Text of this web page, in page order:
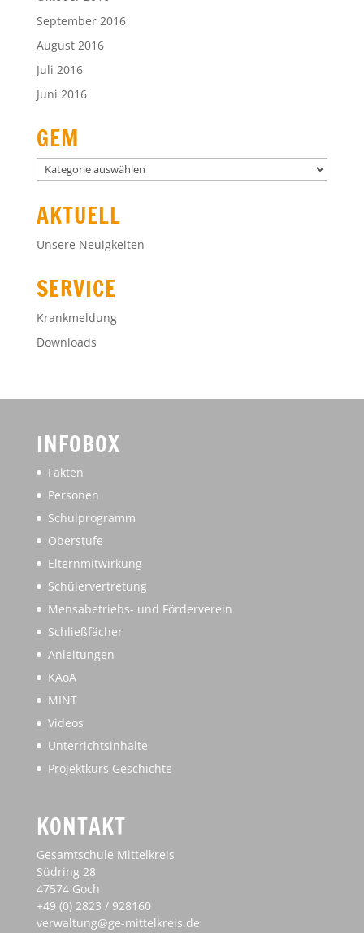
September 2016
August 2016
Juli 2016
Juni 2016
GEM
GEM
AKTUELL
Unsere Neuigkeiten
SERVICE
Krankmeldung
Downloads
INFOBOX
Fakten
Personen
Schulprogramm
Oberstufe
Elternmitwirkung
Schülervertretung
Mensabetriebs- und Förderverein
Schließfächer
Anleitungen
KAoA
MINT
Videos
Unterrichtsinhalte
Projektkurs Geschichte
KONTAKT
Gesamtschule Mittelkreis
Südring 28
47574 Goch
+49 (0) 2823 / 928160
verwaltung@ge-mittelkreis.de